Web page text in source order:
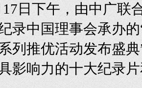
17日下午，由中广联
录中国理事会承办
列推优活动发布盛
影响力的十大纪录